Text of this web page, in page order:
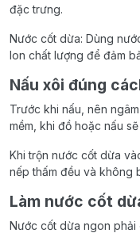
đặc trưng.
Nước cốt dừa: Dùng
lon chất lượng để đảm
Nấu xôi đúng
Trước khi nấu, nên
mềm, khi đồ hoặc nấu
Khi trộn nước cốt dừa
nếp thấm đều và không
Làm nước cốt
Nước cốt dừa ngon